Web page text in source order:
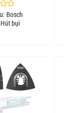
Bosch
Hút bụi